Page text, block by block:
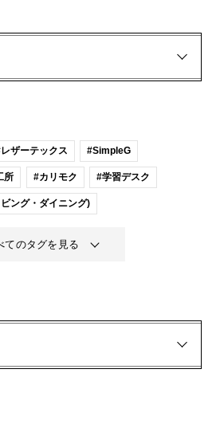
ザーテックス #SimpleG
所 #カリモク #学習デスク
ング・ダイニング)
てのタグを見る